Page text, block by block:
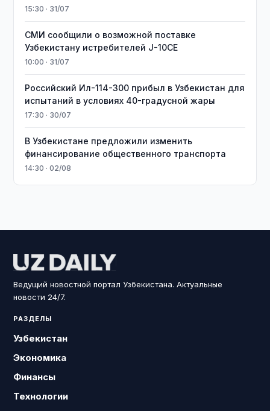
15:30 · 31/07
СМИ сообщили о возможной поставке
Узбекистану истребителей J-10CE
10:00 · 31/07
Российский Ил-114-300 прибыл в Узбекистан для
испытаний в условиях 40-градусной жары
17:30 · 30/07
В Узбекистане предложили изменить
финансирование общественного транспорта
14:30 · 02/08
Ведущий новостной портал Узбекистана. Актуальные
новости 24/7.
РАЗДЕЛЫ
Узбекистан
Экономика
Финансы
Технологии